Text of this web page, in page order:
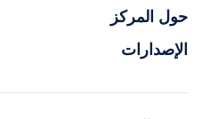
حول المركز
الإصدارات